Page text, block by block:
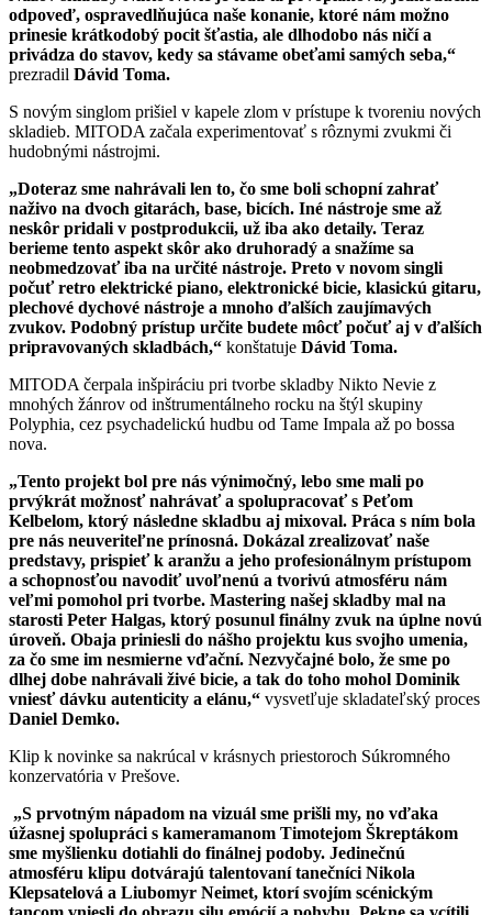
odpoveď, ospravedlňujúca naše konanie, ktoré nám možno
prinesie krátkodobý pocit šťastia, ale dlhodobo nás ničí a
privádza do stavov, kedy sa stávame obeťami samých seba,“
prezradil Dávid Toma.
S novým singlom prišiel v kapele zlom v prístupe k tvoreniu nových
skladieb. MITODA začala experimentovať s rôznymi zvukmi či
hudobnými nástrojmi.
„Doteraz sme nahrávali len to, čo sme boli schopní zahrať
naživo na dvoch gitarách, base, bicích. Iné nástroje sme až
neskôr pridali v postprodukcii, už iba ako detaily. Teraz
berieme tento aspekt skôr ako druhoradý a snažíme sa
neobmedzovať iba na určité nástroje. Preto v novom singli
počuť retro elektrické piano, elektronické bicie, klasickú gitaru,
plechové dychové nástroje a mnoho ďalších zaujímavých
zvukov. Podobný prístup určite budete môcť počuť aj v ďalších
pripravovaných skladbách,“ konštatuje Dávid Toma.
MITODA čerpala inšpiráciu pri tvorbe skladby Nikto Nevie z
mnohých žánrov od inštrumentálneho rocku na štýl skupiny
Polyphia, cez psychadelickú hudbu od Tame Impala až po bossa
nova.
„Tento projekt bol pre nás výnimočný, lebo sme mali po
prvýkrát možnosť nahrávať a spolupracovať s Peťom
Kelbelom, ktorý následne skladbu aj mixoval. Práca s ním bola
pre nás neuveriteľne prínosná. Dokázal zrealizovať naše
predstavy, prispieť k aranžu a jeho profesionálnym prístupom
a schopnosťou navodiť uvoľnenú a tvorivú atmosféru nám
veľmi pomohol pri tvorbe. Mastering našej skladby mal na
starosti Peter Halgas, ktorý posunul finálny zvuk na úplne novú
úroveň. Obaja priniesli do nášho projektu kus svojho umenia,
za čo sme im nesmierne vďační. Nezvyčajné bolo, že sme po
dlhej dobe nahrávali živé bicie, a tak do toho mohol Dominik
vniesť dávku autenticity a elánu,“ vysvetľuje skladateľský proces
Daniel Demko.
Klip k novinke sa nakrúcal v krásnych priestoroch Súkromného
konzervatória v Prešove.
„S prvotným nápadom na vizuál sme prišli my, no vďaka
úžasnej spolupráci s kameramanom Timotejom Škreptákom
sme myšlienku dotiahli do finálnej podoby. Jedinečnú
atmosféru klipu dotvárajú talentovaní tanečníci Nikola
Klepsatelová a Liubomyr Neimet, ktorí svojím scénickým